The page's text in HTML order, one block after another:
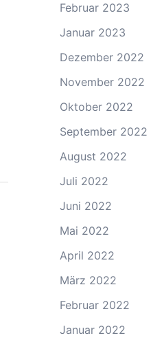
Februar 2023
Januar 2023
Dezember 2022
November 2022
Oktober 2022
September 2022
August 2022
Juli 2022
Juni 2022
Mai 2022
April 2022
März 2022
Februar 2022
Januar 2022